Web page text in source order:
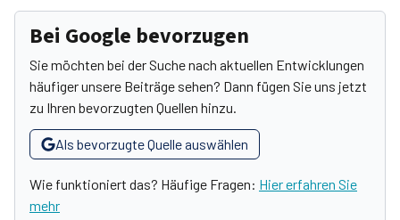
Bei Google bevorzugen
Sie möchten bei der Suche nach aktuellen Entwicklungen
häufiger unsere Beiträge sehen? Dann fügen Sie uns jetzt
zu Ihren bevorzugten Quellen hinzu.
Als bevorzugte Quelle auswählen
Wie funktioniert das? Häufige Fragen: Hier erfahren Sie
mehr